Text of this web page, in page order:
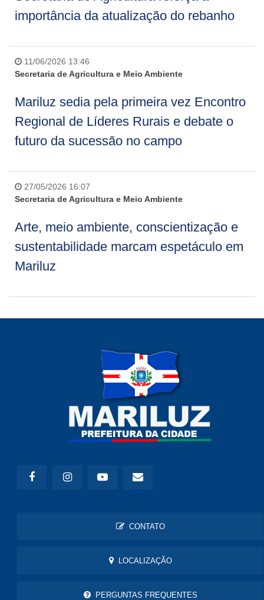
importância da atualização do rebanho
11/06/2026 13:46
Secretaria de Agricultura e Meio Ambiente
Mariluz sedia pela primeira vez Encontro
Regional de Líderes Rurais e debate o
futuro da sucessão no campo
27/05/2026 16:07
Secretaria de Agricultura e Meio Ambiente
Arte, meio ambiente, conscientização e
sustentabilidade marcam espetáculo em
Mariluz
CONTATO
LOCALIZAÇÃO
PERGUNTAS FREQUENTES